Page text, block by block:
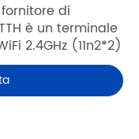
di
è un terminale
2.4GHz (11n2*2)